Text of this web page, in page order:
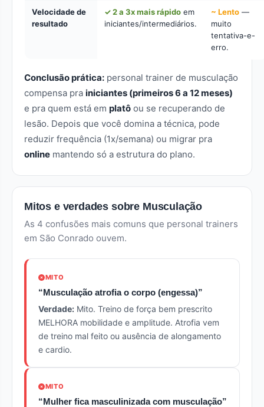
Velocidade de
resultado
✓ 2 a 3x mais rápido em
iniciantes/intermediários.
~ Lento —
muito
tentativa-e-
erro.
Conclusão prática: personal trainer de musculação
compensa pra iniciantes (primeiros 6 a 12 meses)
e pra quem está em platô ou se recuperando de
lesão. Depois que você domina a técnica, pode
reduzir frequência (1x/semana) ou migrar pra
online mantendo só a estrutura do plano.
Mitos e verdades sobre Musculação
As 4 confusões mais comuns que personal trainers
em São Conrado ouvem.
MITO
“Musculação atrofia o corpo (engessa)”
Verdade: Mito. Treino de força bem prescrito
MELHORA mobilidade e amplitude. Atrofia vem
de treino mal feito ou ausência de alongamento
e cardio.
MITO
“Mulher fica masculinizada com musculação”